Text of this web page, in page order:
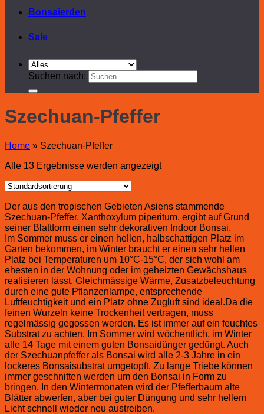
Bonsaierden
Sale
Suchen nach:
Szechuan-Pfeffer
Home » Szechuan-Pfeffer
Alle 13 Ergebnisse werden angezeigt
Der aus den tropischen Gebieten Asiens stammende
Szechuan-Pfeffer, Xanthoxylum piperitum, ergibt auf Grund
seiner Blattform einen sehr dekorativen Indoor Bonsai.
Im Sommer muss er einen hellen, halbschattigen Platz im
Garten bekommen, im Winter braucht er einen sehr hellen
Platz bei Temperaturen um 10°C-15°C, der sich wohl am
ehesten in der Wohnung oder im geheizten Gewächshaus
realisieren lässt. Gleichmässige Wärme, Zusatzbeleuchtung
durch eine gute Pflanzenlampe, entsprechende
Luftfeuchtigkeit und ein Platz ohne Zugluft sind ideal.Da die
feinen Wurzeln keine Trockenheit vertragen, muss
regelmässig gegossen werden. Es ist immer auf ein feuchtes
Substrat zu achten. Im Sommer wird wöchentlich, im Winter
alle 14 Tage mit einem guten Bonsaidünger gedüngt. Auch
der Szechuanpfeffer als Bonsai wird alle 2-3 Jahre in ein
lockeres Bonsaisubstrat umgetopft. Zu lange Triebe können
immer geschnitten werden um den Bonsai in Form zu
bringen. In den Wintermonaten wird der Pfefferbaum alte
Blätter abwerfen, aber bei guter Düngung und sehr hellem
Licht schnell wieder neu austreiben.